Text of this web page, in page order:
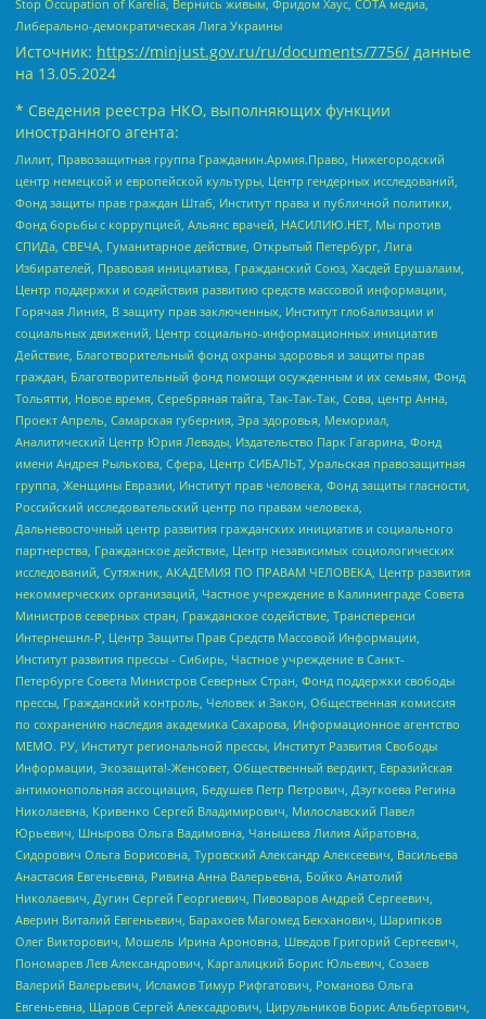
Stop Occupation of Karelia, Вернись живым, Фридом Хаус, СОТА медиа,
Либерально-демократическая Лига Украины
Источник: https://minjust.gov.ru/ru/documents/7756/ данные
на 13.05.2024
* Сведения реестра НКО, выполняющих функции
иностранного агента:
Лилит, Правозащитная группа Гражданин.Армия.Право, Нижегородский
центр немецкой и европейской культуры, Центр гендерных исследований,
Фонд защиты прав граждан Штаб, Институт права и публичной политики,
Фонд борьбы с коррупцией, Альянс врачей, НАСИЛИЮ.НЕТ, Мы против
СПИДа, СВЕЧА, Гуманитарное действие, Открытый Петербург, Лига
Избирателей, Правовая инициатива, Гражданский Союз, Хасдей Ерушалаим,
Центр поддержки и содействия развитию средств массовой информации,
Горячая Линия, В защиту прав заключенных, Институт глобализации и
социальных движений, Центр социально-информационных инициатив
Действие, Благотворительный фонд охраны здоровья и защиты прав
граждан, Благотворительный фонд помощи осужденным и их семьям, Фонд
Тольятти, Новое время, Серебряная тайга, Так-Так-Так, Сова, центр Анна,
Проект Апрель, Самарская губерния, Эра здоровья, Мемориал,
Аналитический Центр Юрия Левады, Издательство Парк Гагарина, Фонд
имени Андрея Рылькова, Сфера, Центр СИБАЛЬТ, Уральская правозащитная
группа, Женщины Евразии, Институт прав человека, Фонд защиты гласности,
Российский исследовательский центр по правам человека,
Дальневосточный центр развития гражданских инициатив и социального
партнерства, Гражданское действие, Центр независимых социологических
исследований, Сутяжник, АКАДЕМИЯ ПО ПРАВАМ ЧЕЛОВЕКА, Центр развития
некоммерческих организаций, Частное учреждение в Калининграде Совета
Министров северных стран, Гражданское содействие, Трансперенси
Интернешнл-Р, Центр Защиты Прав Средств Массовой Информации,
Институт развития прессы - Сибирь, Частное учреждение в Санкт-
Петербурге Совета Министров Северных Стран, Фонд поддержки свободы
прессы, Гражданский контроль, Человек и Закон, Общественная комиссия
по сохранению наследия академика Сахарова, Информационное агентство
МЕМО. РУ, Институт региональной прессы, Институт Развития Свободы
Информации, Экозащита!-Женсовет, Общественный вердикт, Евразийская
антимонопольная ассоциация, Бедушев Петр Петрович, Дзугкоева Регина
Николаевна, Кривенко Сергей Владимирович, Милославский Павел
Юрьевич, Шнырова Ольга Вадимовна, Чанышева Лилия Айратовна,
Сидорович Ольга Борисовна, Туровский Александр Алексеевич, Васильева
Анастасия Евгеньевна, Ривина Анна Валерьевна, Бойко Анатолий
Николаевич, Дугин Сергей Георгиевич, Пивоваров Андрей Сергеевич,
Аверин Виталий Евгеньевич, Барахоев Магомед Бекханович, Шарипков
Олег Викторович, Мошель Ирина Ароновна, Шведов Григорий Сергеевич,
Пономарев Лев Александрович, Каргалицкий Борис Юльевич, Созаев
Валерий Валерьевич, Исламов Тимур Рифгатович, Романова Ольга
Евгеньевна, Щаров Сергей Алексадрович, Цирульников Борис Альбертович,